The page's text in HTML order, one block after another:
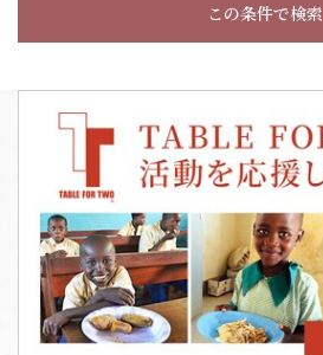
この条件で検索